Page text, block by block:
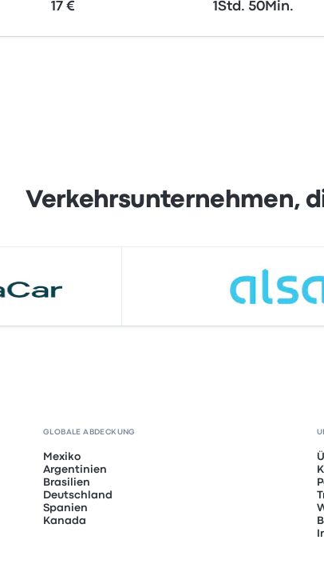
17 € 1Std. 50Min.
Verkehrsunternehmen,
GLOBALE ABDECKUNG
Mexiko
Argentinien
Brasilien
Deutschland
Spanien
Kanada